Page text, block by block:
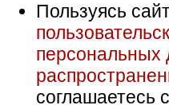
Пользуясь
персональных
соглашаетесь с